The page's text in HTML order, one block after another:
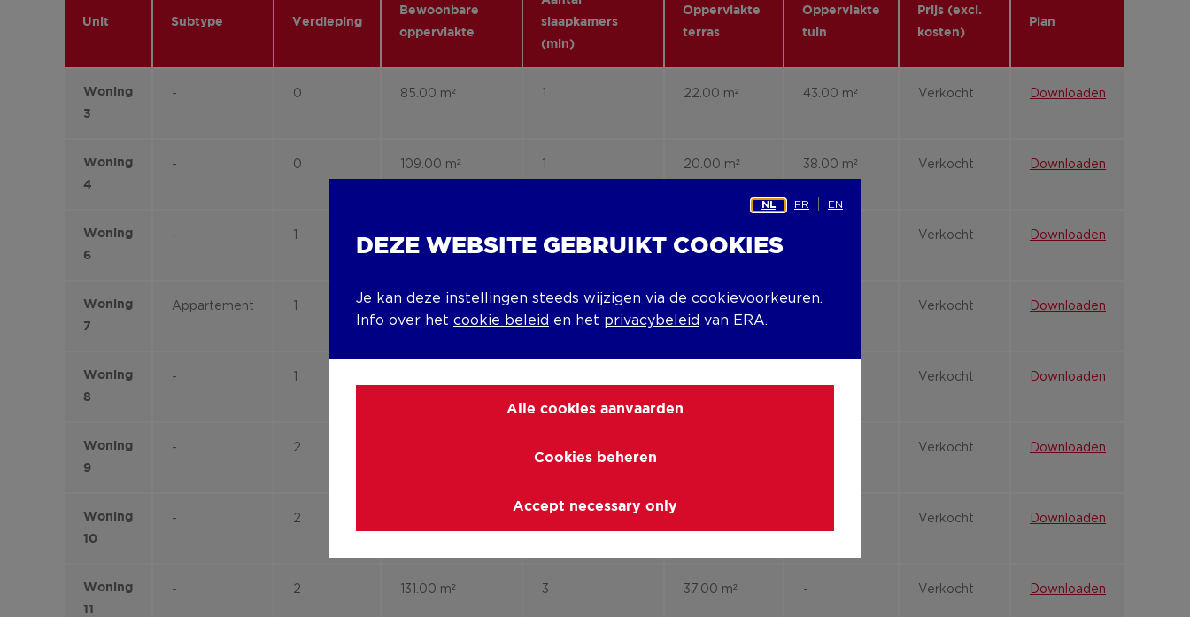
Unit Subtype Verdieping
Bewoonbare
oppervlakte
slaapkamers
(min)
Oppervlakte
terras
Oppervlakte
tuin
Prijs (excl.
kosten)
Plan
Woning
3
- 0 85.00 m² 22.00 m² 43.00 m² Verkocht Downloaden
Woning
4
- 0 109.00 m² 20.00 m² 38.00 m² Verkocht Downloaden
Woning
6
- 93.00 m² 2 13.00 m² Verkocht Downloaden
Woning
7
Appartement 124.00 m² 2 20.00 m² - Verkocht Downloaden
Woning
8
- Verkocht Downloaden
Woning
9
- 2 Verkocht Downloaden
Woning
10
- 2 Verkocht Downloaden
Woning
11
- 2 131.00 m² 3 37.00 m² - Verkocht Downloaden
NL FR EN
DEZE WEBSITE GEBRUIKT COOKIES
Je kan deze instellingen steeds wijzigen via de cookievoorkeuren.
Info over het cookie beleid en het privacybeleid van ERA.
Alle cookies aanvaarden
Cookies beheren
Accept necessary only